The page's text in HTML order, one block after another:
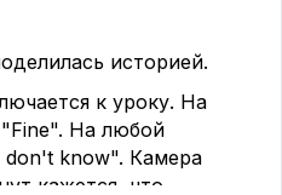
историей.
к уроку. На
На любой
know". Камера
кажется, что